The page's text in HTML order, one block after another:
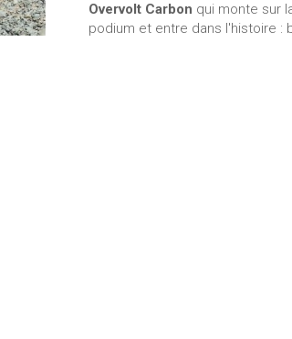
Overvolt Carbon qui monte sur
podium et entre dans l'histoire :